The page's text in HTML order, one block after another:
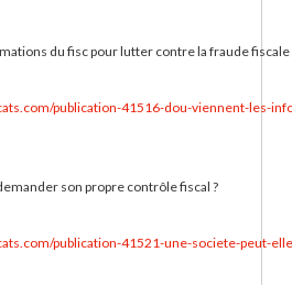
du fisc pour lutter contre la fraude fiscale
publication-41516-dou-viennent-les-
son propre contrôle fiscal ?
publication-41521-une-societe-peut-